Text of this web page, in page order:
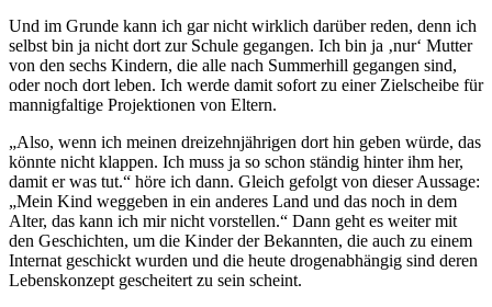
Und im Grunde kann ich gar nicht wirklich darüber reden, denn ich
selbst bin ja nicht dort zur Schule gegangen. Ich bin ja ‚nur‘ Mutter
von den sechs Kindern, die alle nach Summerhill gegangen sind,
oder noch dort leben. Ich werde damit sofort zu einer Zielscheibe für
mannigfaltige Projektionen von Eltern.
„Also, wenn ich meinen dreizehnjährigen dort hin geben würde, das
könnte nicht klappen. Ich muss ja so schon ständig hinter ihm her,
damit er was tut.“ höre ich dann. Gleich gefolgt von dieser Aussage:
„Mein Kind weggeben in ein anderes Land und das noch in dem
Alter, das kann ich mir nicht vorstellen.“ Dann geht es weiter mit
den Geschichten, um die Kinder der Bekannten, die auch zu einem
Internat geschickt wurden und die heute drogenabhängig sind deren
Lebenskonzept gescheitert zu sein scheint.